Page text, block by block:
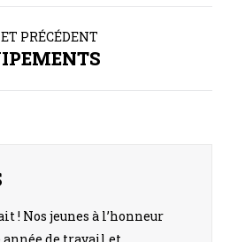
PRÉCÉDENT
Onglet
! Nos jeunes à l’honneur